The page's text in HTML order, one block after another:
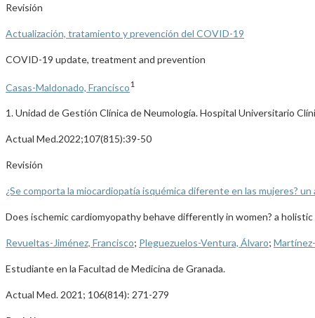
Revisión
Actualización, tratamiento y prevención del COVID-19
COVID-19 update, treatment and prevention
Casas-Maldonado, Francisco1
1. Unidad de Gestión Clínica de Neumología. Hospital Universitario
Actual Med.2022;107(815):39-50
Revisión
¿Se comporta la miocardiopatía isquémica diferente en las mujeres?
Does ischemic cardiomyopathy behave differently in women? a holistic
Revueltas-Jiménez, Francisco; Pleguezuelos-Ventura, Álvaro;
Estudiante en la Facultad de Medicina de Granada.
Actual Med. 2021; 106(814): 271-279